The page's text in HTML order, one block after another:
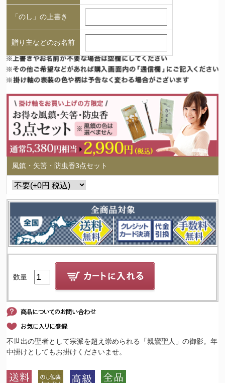
「のし」の上書き
贈り主などのお名前
風鎮・矢筈・防虫香3点セット
数量
不世出の聖者として宗派を超え崇められる「親鸞聖人」の御影。年
中掛けとしてもお掛けくださいませ。